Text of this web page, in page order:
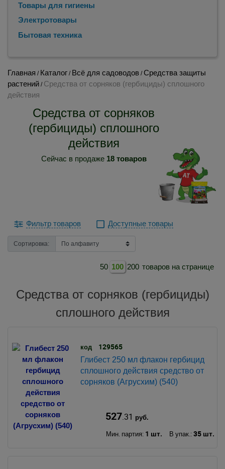
Товары для гигиены
Электротовары
Бытовая техника
Главная / Каталог / Всё для садоводов /Средства защиты
растений / Средства от сорняков (гербициды) сплошного
действия
Средства от сорняков
(гербициды) сплошного
действия
Сейчас в продаже 18 товаров
Фильтр товаров Доступные товары
Сортировка:
50 100 200 товаров на странице
Средства от сорняков (гербициды)
сплошного действия
код 129565
Глибест 250 мл флакон гербицид
сплошного действия средство от
сорняков (Агрусхим) (540)
527.31 руб.
Мин. партия: 1 шт. В упак.: 35 шт.